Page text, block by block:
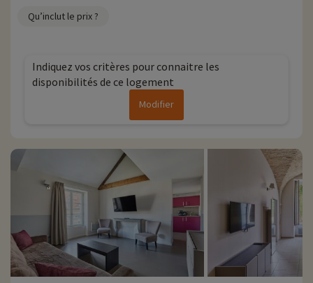
Qu’inclut le prix ?
Indiquez vos critères pour connaitre les
disponibilités de ce logement
Modifier